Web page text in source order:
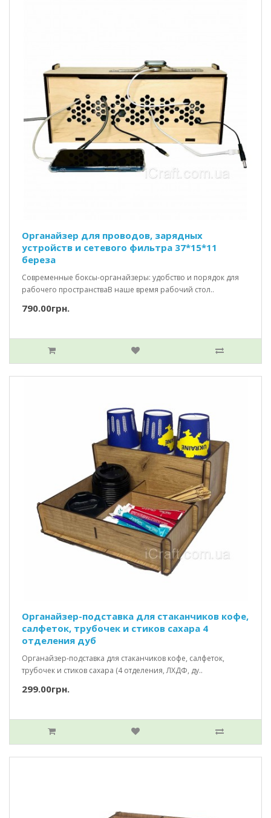
Органайзер для проводов, зарядных
устройств и сетевого фильтра 37*15*11
береза
Современные боксы-органайзеры: удобство и порядок для
рабочего пространстваВ наше время рабочий стол..
790.00грн.
Органайзер-подставка для стаканчиков кофе,
салфеток, трубочек и стиков сахара 4
отделения дуб
Органайзер-подставка для стаканчиков кофе, салфеток,
трубочек и стиков сахара (4 отделения, ЛХДФ, ду..
299.00грн.